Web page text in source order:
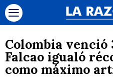
Colombia venció
Falcao igualó
como máximo